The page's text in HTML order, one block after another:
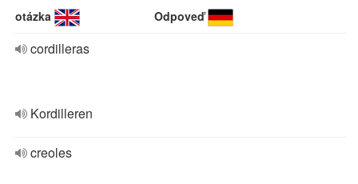
otázka Odpoveď
cordilleras
Kordilleren
creoles